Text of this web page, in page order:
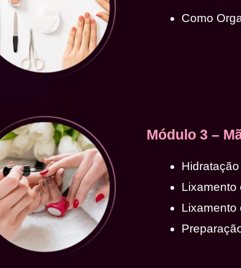
Como
Módulo 3 –
Lixamento
Lixamento